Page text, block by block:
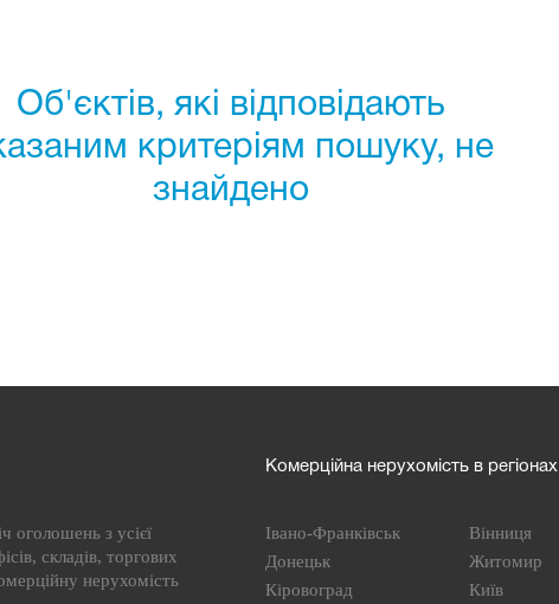
Об'єктів, які відповідають
критеріям пошуку, не
знайдено
оголошень з усієї
складів, торгових
нерухомість
Комерційна нерухомість в регіонах
Івано-Франківськ Вінниця
Донецьк
Житомир
Кіровоград
Київ